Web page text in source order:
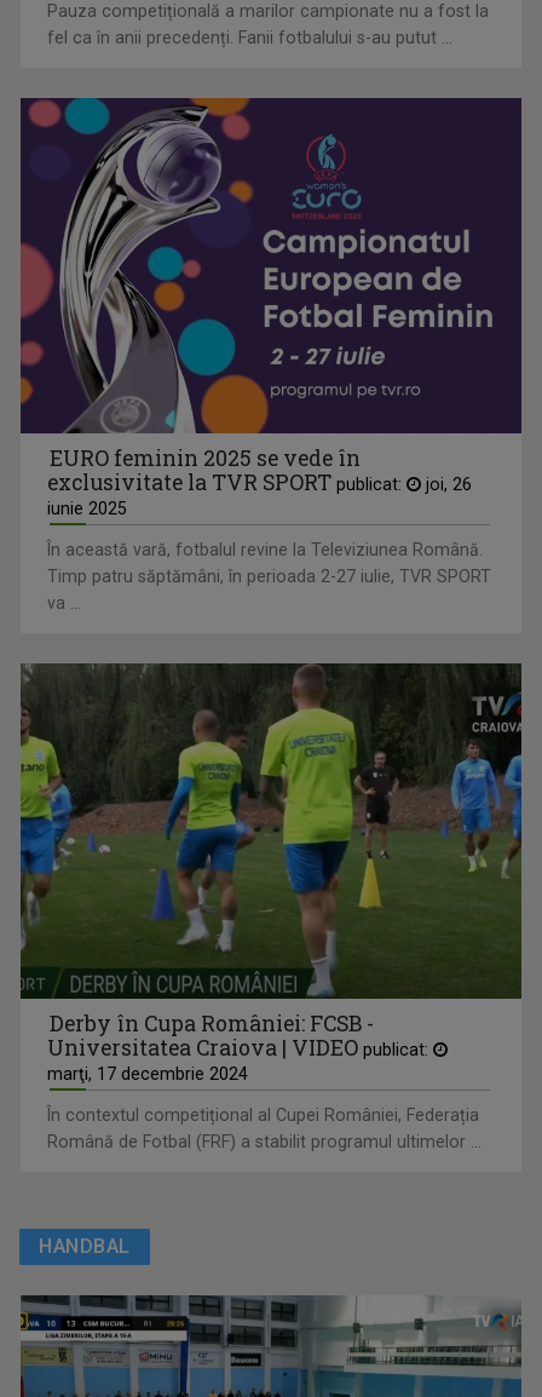
Pauza competițională a marilor campionate nu a fost la
fel ca în anii precedenți. Fanii fotbalului s-au putut ...
EURO feminin 2025 se vede în
exclusivitate la TVR SPORT publicat:
joi, 26
iunie 2025
În această vară, fotbalul revine la Televiziunea Română.
Timp patru săptămâni, în perioada 2-27 iulie, TVR SPORT
va ...
Derby în Cupa României: FCSB -
Universitatea Craiova | VIDEO publicat:
marţi, 17 decembrie 2024
În contextul competițional al Cupei României, Federația
Română de Fotbal (FRF) a stabilit programul ultimelor ...
HANDBAL